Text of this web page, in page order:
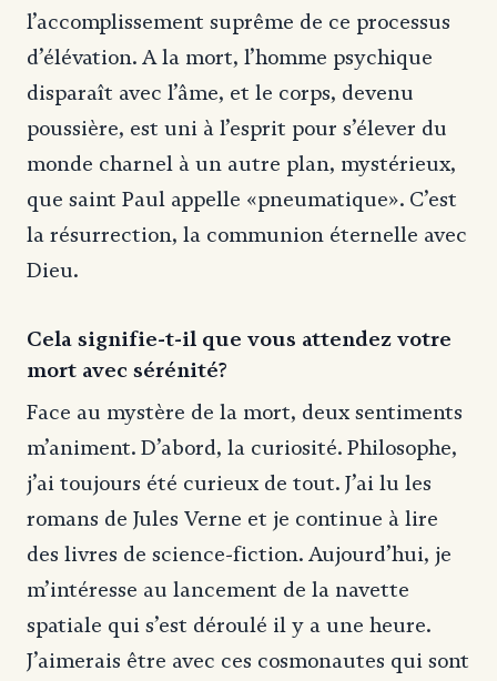
l’accomplissement suprême de ce processus
d’élévation. A la mort, l’homme psychique
disparaît avec l’âme, et le corps, devenu
poussière, est uni à l’esprit pour s’élever du
monde charnel à un autre plan, mystérieux,
que saint Paul appelle «pneumatique». C’est
la résurrection, la communion éternelle avec
Dieu.
Cela signifie-t-il que vous attendez votre
mort avec sérénité?
Face au mystère de la mort, deux sentiments
m’animent. D’abord, la curiosité. Philosophe,
j’ai toujours été curieux de tout. J’ai lu les
romans de Jules Verne et je continue à lire
des livres de science-fiction. Aujourd’hui, je
m’intéresse au lancement de la navette
spatiale qui s’est déroulé il y a une heure.
J’aimerais être avec ces cosmonautes qui sont